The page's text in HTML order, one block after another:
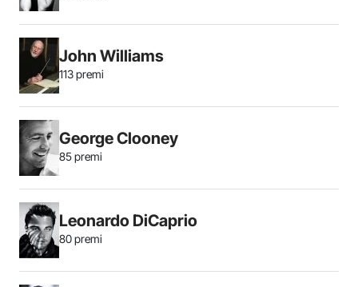
John Williams
113 premi
George Clooney
85 premi
Leonardo DiCaprio
80 premi